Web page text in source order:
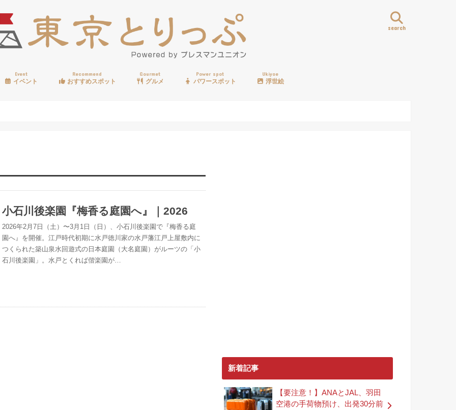
search
Event
イベント
Recommend
おすすめスポット
Gourmet
グルメ
Power spot
パワースポット
Ukiyoe
浮世絵
小石川後楽園『梅香る庭園へ』｜2026
2026年2月7日（土）〜3月1日（日）、小石川後楽園で『梅香る庭
園へ』を開催。江戸時代初期に水戸徳川家の水戸藩江戸上屋敷内に
つくられた築山泉水回遊式の日本庭園（大名庭園）がルーツの「小
石川後楽園」。水戸とくれば偕楽園が…
新着記事
【要注意！】ANAとJAL、羽田
空港の手荷物預け、出発30分前